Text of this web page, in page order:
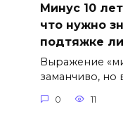
Минус 10
что нужно
подтяжке
Выражение
заманчиво, но
0 11